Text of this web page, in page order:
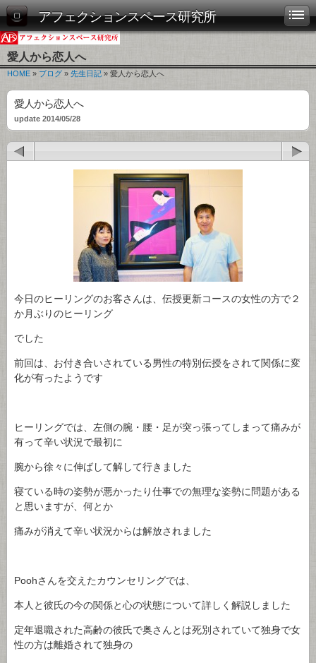
アフェクションスペース研究所
愛人から恋人へ
HOME » ブログ » 先生日記 » 愛人から恋人へ
愛人から恋人へ
update 2014/05/28
今日のヒーリングのお客さんは、伝授更新コースの女性の方で２
か月ぶりのヒーリング
でした
前回は、お付き合いされている男性の特別伝授をされて関係に変
化が有ったようです
ヒーリングでは、左側の腕・腰・足が突っ張ってしまって痛みが
有って辛い状況で最初に
腕から徐々に伸ばして解して行きました
寝ている時の姿勢が悪かったり仕事での無理な姿勢に問題がある
と思いますが、何とか
痛みが消えて辛い状況からは解放されました
Poohさんを交えたカウンセリングでは、
本人と彼氏の今の関係と心の状態について詳しく解説しました
定年退職された高齢の彼氏で奥さんとは死別されていて独身で女
性の方は離婚されて独身の